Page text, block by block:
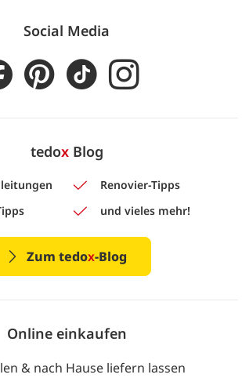
Social Media
tedoxBlog
Renovier-Tipps
und vieles mehr!
Zum tedox-Blog
Online einkaufen
& nach Hause liefern lassen